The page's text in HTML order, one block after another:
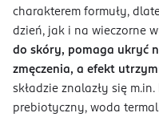
charakterem formuły,
dzień, jak i na wieczorne
do skóry, pomaga ukryć
zmęczenia, a efekt
składzie znalazły się
prebiotyczny, woda